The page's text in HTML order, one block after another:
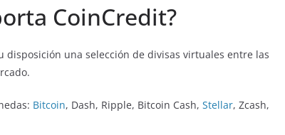
CoinCredit?
una selección de divisas virtuales entre las
Bitcoin, Dash, Ripple, Bitcoin Cash, Stellar, Zcash,